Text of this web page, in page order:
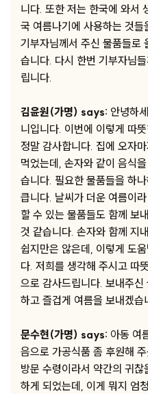
니다. 또한 저는 한국에 와서
국 여름나기에 사용하는 것
기부자님께서 주신 물품들로
습니다. 다시 한번 기부자님
립니다.
김윤원(가명) says: 안녕하
니입니다. 이번에 이렇게 따
정말 감사합니다. 집에 오자
먹었는데, 손자와 같이 음식
습니다. 필요한 물품들을 하
큽니다. 날씨가 더운 여름이
할 수 있는 물품들도 함께 보
것 같습니다. 손자와 함께 지
쉽지만은 않은데, 이렇게 도
다. 저희를 생각해 주시고 따
으로 감사드립니다. 보내주
하고 즐겁게 여름을 보내겠습
문수현(가명) says: 아동 여
음으로 가공식품 좀 후원해
방문 수령이라서 약간의 귀
하게 되었는데, 이게 뭐지 엄